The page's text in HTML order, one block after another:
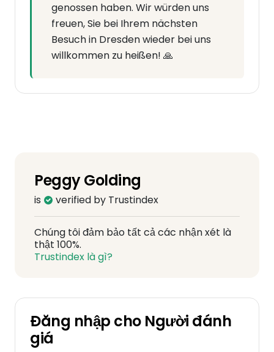
genossen haben. Wir würden uns
freuen, Sie bei Ihrem nächsten
Besuch in Dresden wieder bei uns
willkommen zu heißen! 🙏
Peggy Golding
is verified by Trustindex
Chúng tôi đảm bảo tất cả các nhận xét là
thật 100%.
Trustindex là gì?
Đăng nhập cho Người đánh
giá